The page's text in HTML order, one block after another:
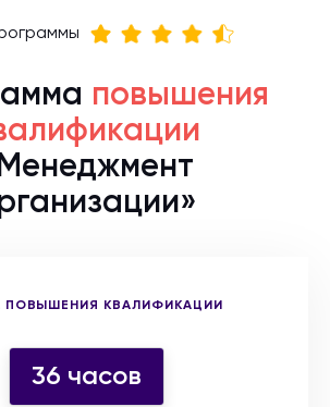
повышения
ПОВЫШЕНИЯ КВАЛИФИКАЦИИ
форму участия
36 часов